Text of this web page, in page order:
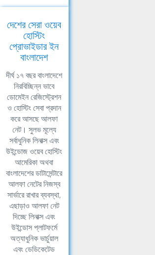
দেশের সেরা ওয়েব
হোস্টিং
প্রোভাইডার ইন
বাংলাদেশ
দীর্ঘ ১৭ বছর বাংলাদেশে
নিরবিচ্ছিন্ন ভাবে
ডোমেইন রেজিস্ট্রেশন
ও হোস্টিং সেবা প্রদান
করে আসছে আলফা
নেট। সুলভ মূল্যে
সর্বাধুনিক লিনাক্স এবং
উইন্ডোজ ওয়েব হোস্টিং
আমেরিকা অথবা
বাংলাদেশের ডাটাসেন্টারে
আলফা নেটের নিজস্ব
সার্ভারে রাখার ব্যবস্থা,
এছাড়াও আলফা নেট
দিচ্ছে লিনাক্স এবং
উইন্ডোস প্লাটফর্মে
অত্যাধুনিক ভার্চুয়াল
এবং ডেডিকেটেড